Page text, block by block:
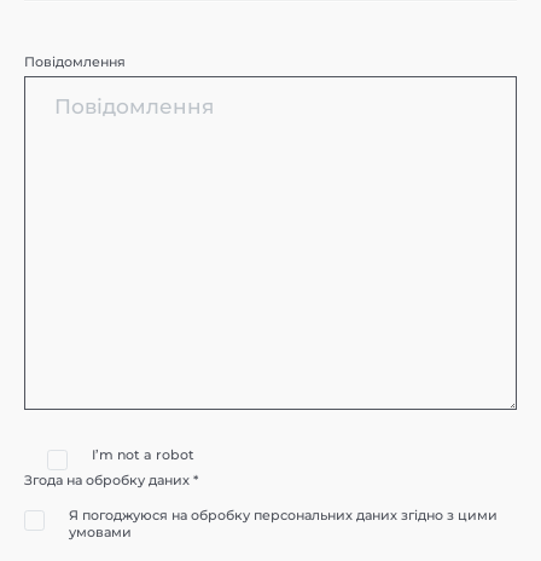
Повідомлення
I’m not a robot
Згода на обробку даних *
Я погоджуюся на обробку персональних даних згідно з цими
умовами